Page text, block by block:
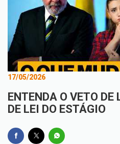
17/05/2026
ENTENDA O VETO DE
DE LEI DO ESTÁGIO